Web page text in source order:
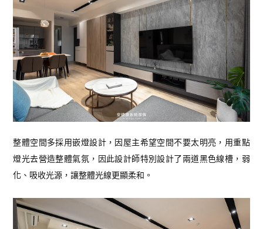
整體空間多採用嵌燈設計，因屋主希望空間不要太明亮，用重點
燈光去營造整體氣氛，因此設計師特別設計了兩道黑色線槽，弱
化、吸收光源，讓整體光線更顯柔和。